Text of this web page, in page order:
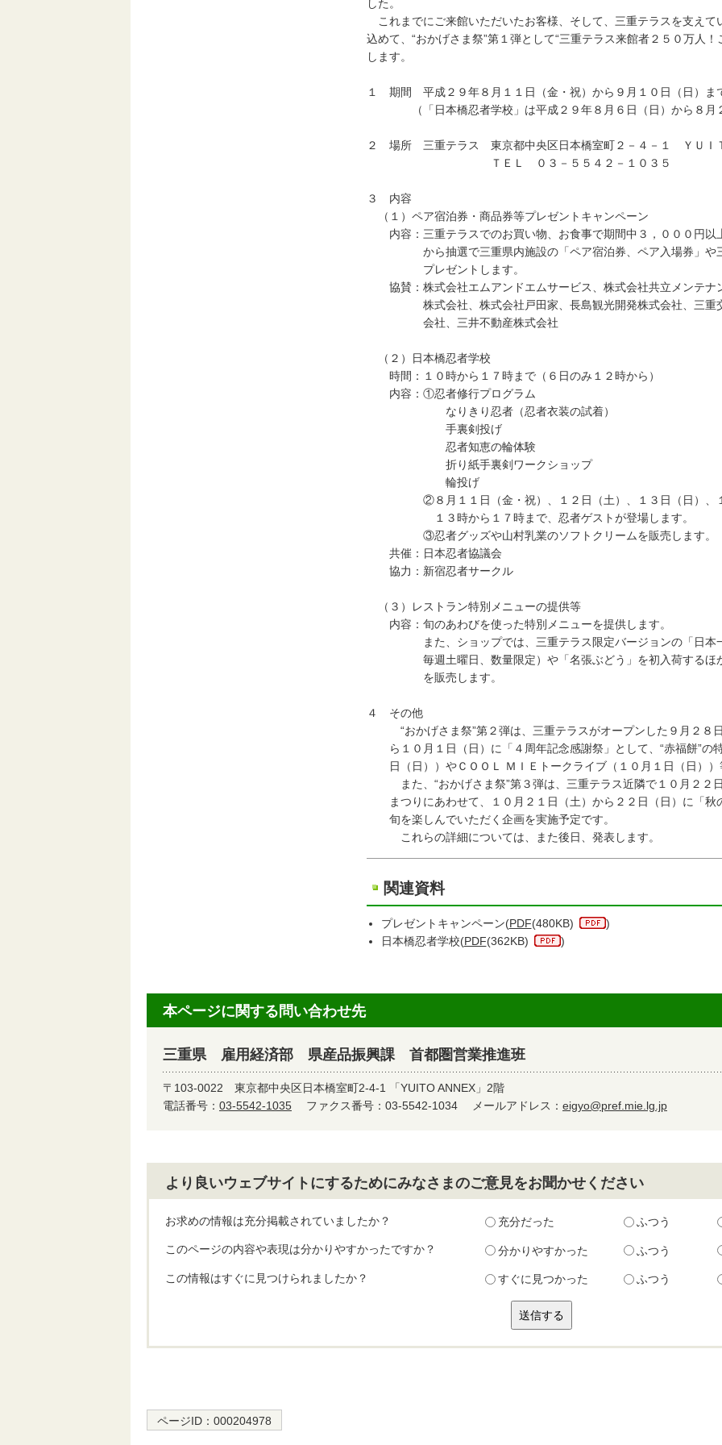
した。
これまでにご来館いただいたお客様、そして、三重テラスを支えて
込めて、“おかげさま祭”第１弾として“三重テラス来館者２５０万人
します。
１ 期間 平成２９年８月１１日（金・祝）から９月１０日（日）ま
（「日本橋忍者学校」は平成２９年８月６日（日）から８月
２ 場所 三重テラス 東京都中央区日本橋室町２－４－１ ＹＵＩ
ＴＥＬ ０３－５５４２－１０３５
３ 内容
（１）ペア宿泊券・商品券等プレゼントキャンペーン
内容：三重テラスでのお買い物、お食事で期間中３，０００円以
から抽選で三重県内施設の「ペア宿泊券、ペア入場券」や三
プレゼントします。
協賛：株式会社エムアンドエムサービス、株式会社共立メンテナ
株式会社、株式会社戸田家、長島観光開発株式会社、三重交
会社、三井不動産株式会社
（２）日本橋忍者学校
時間：１０時から１７時まで（６日のみ１２時から）
内容：①忍者修行プログラム
なりきり忍者（忍者衣装の試着）
手裏剣投げ
忍者知恵の輪体験
折り紙手裏剣ワークショップ
輪投げ
②８月１１日（金・祝）、１２日（土）、１３日（日）、１
１３時から１７時まで、忍者ゲストが登場します。
③忍者グッズや山村乳業のソフトクリームを販売します。
共催：日本忍者協議会
協力：新宿忍者サークル
（３）レストラン特別メニューの提供等
内容：旬のあわびを使った特別メニューを提供します。
また、ショップでは、三重テラス限定バージョンの「日本一
毎週土曜日、数量限定）や「名張ぶどう」を初入荷するほか
を販売します。
４ その他
“おかげさま祭”第２弾は、三重テラスがオープンした９月２８
ら１０月１日（日）に「４周年記念感謝祭」として、“赤福餅”の
日（日））やＣＯＯＬ ＭＩＥトークライブ（１０月１日（日））
また、“おかげさま祭”第３弾は、三重テラス近隣で１０月２２
まつりにあわせて、１０月２１日（土）から２２日（日）に「秋
旬を楽しんでいただく企画を実施予定です。
これらの詳細については、また後日、発表します。
関連資料
プレゼントキャンペーン(PDF(480KB)
)
日本橋忍者学校(PDF(362KB) )
本ページに関する問い合わせ先
三重県 雇用経済部 県産品振興課 首都圏営業推進班
〒103-0022 東京都中央区日本橋室町2-4-1 「YUITO ANNEX」2階
電話番号： 03-5542-1035 ファクス番号：03-5542-1034 メールアドレス： eigyo@pref.mie.lg.jp
より良いウェブサイトにするためにみなさまのご意見をお聞かせください
お求めの情報は充分掲載されていましたか？ 充分だった ふつう
このページの内容や表現は分かりやすかったですか？ 分かりやすかった ふつう
この情報はすぐに見つけられましたか？ すぐに見つかった ふつう
ページID： 000204978